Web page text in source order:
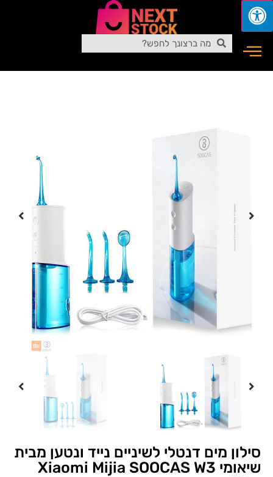
סילון מים דנטלי לשיניים נייד ונטען מבית
שיאומי Xiaomi Mijia SOOCAS W3